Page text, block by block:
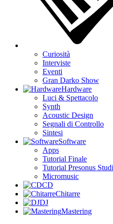
Curiosità
Interviste
Eventi
Gran Darko Show
Hardware
Luci & Spettacolo
Synth
Acoustic Design
Segnali di Controllo
Sintesi
Software
Apps
Tutorial Finale
Tutorial Presonus
Micromusic
CD
Chitarre
DJ
Mastering